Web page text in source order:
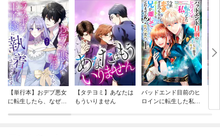
【単行本】おデブ悪女
に転生したら、なぜか
【タテヨミ】あなたは
もういりません
バッドエンド目前のヒ
ロインに転生した私、